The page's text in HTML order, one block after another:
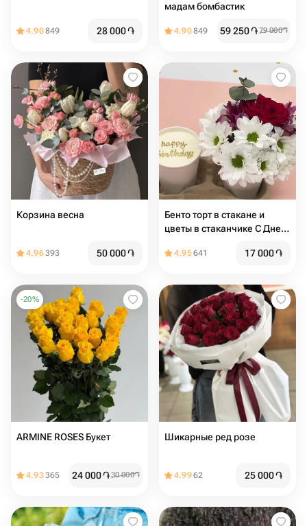
4.90849 28 000֏
мадам бомбастик
4.90849 59 250֏79 000֏
Корзина весна
4.96393 50 000֏
Бенто торт в стакане и
цветы в стаканчике С Днем
альстромерия, роза)
4.95641 17 000֏
-20%
ARMINE ROSES Букет
4.93365 24 000֏30 000֏
Шикарные ред розе
4.9962 25 000֏